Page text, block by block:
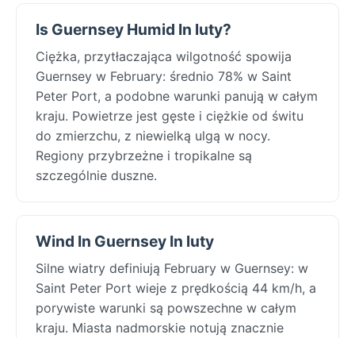
Is Guernsey Humid In luty?
Ciężka, przytłaczająca wilgotność spowija
Guernsey w February: średnio 78% w Saint
Peter Port, a podobne warunki panują w całym
kraju. Powietrze jest gęste i ciężkie od świtu
do zmierzchu, z niewielką ulgą w nocy.
Regiony przybrzeżne i tropikalne są
szczególnie duszne.
Wind In Guernsey In luty
Silne wiatry definiują February w Guernsey: w
Saint Peter Port wieje z prędkością 44 km/h, a
porywiste warunki są powszechne w całym
kraju. Miasta nadmorskie notują znacznie